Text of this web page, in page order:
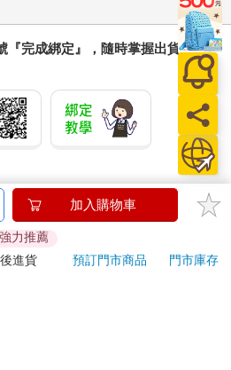
『完成綁定』，隨時掌握出貨動
作ATM! 如接獲電話要求您前往
示，以免受騙上當！
期，退回商品須為全新狀態**
加入購物車
力推薦
後進貨 預訂門市商品
門市庫存